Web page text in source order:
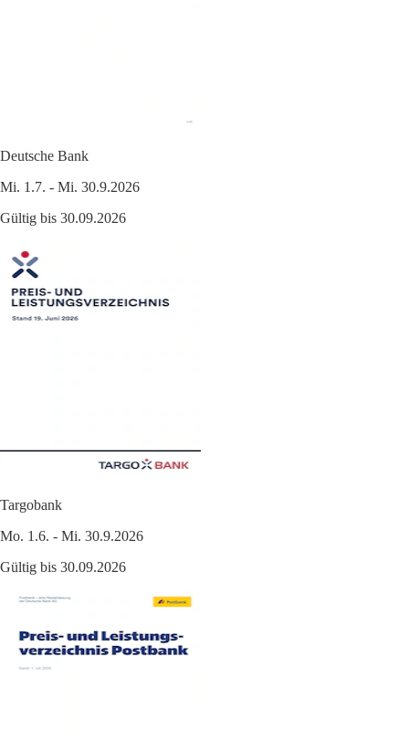
Deutsche Bank
Mi. 1.7. - Mi. 30.9.2026
Gültig bis 30.09.2026
Targobank
Mo. 1.6. - Mi. 30.9.2026
Gültig bis 30.09.2026